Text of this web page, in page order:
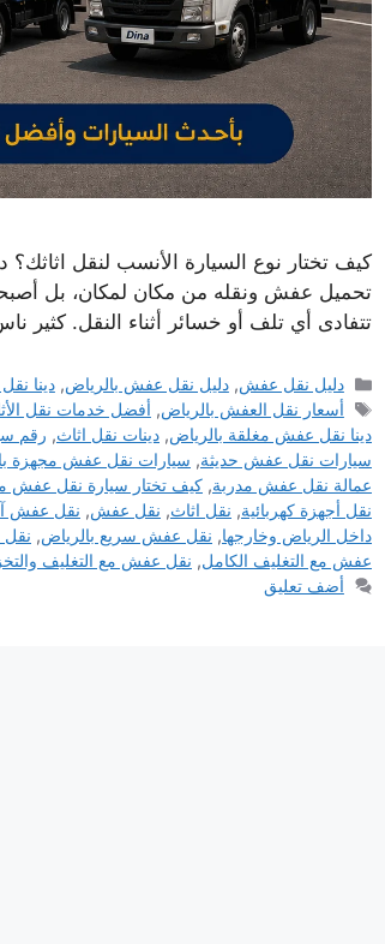
كيف تختار نوع السيارة الأنسب لنقل
تحميل عفش ونقله من مكان لمكان، بل
تتفادى أي تلف أو خسائر أثناء النقل.
التصنيفات
دليل نقل عفش,دليل نقل عفش بالرياض,دينا
الوسوم
أسعار نقل العفش بالرياض, أفضل خدمات نقل
دينا نقل عفش مغلقة بالرياض, دينات نقل اثاث, رقم
سيارات نقل عفش حديثة, سيارات نقل عفش مجهزة
عمالة نقل عفش مدربة, كيف تختار سيارة نقل عفش
نقل أجهزة كهربائية, نقل اثاث, نقل عفش, نقل عفش
داخل الرياض وخارجها, نقل عفش سريع بالرياض,
عفش مع التغليف الكامل, نقل عفش مع التغليف
أضف تعليق